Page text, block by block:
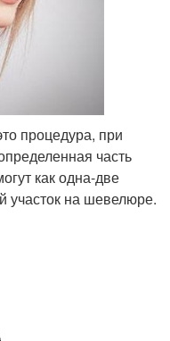
процедура, при
часть
как одна-две
участок на шевелюре.